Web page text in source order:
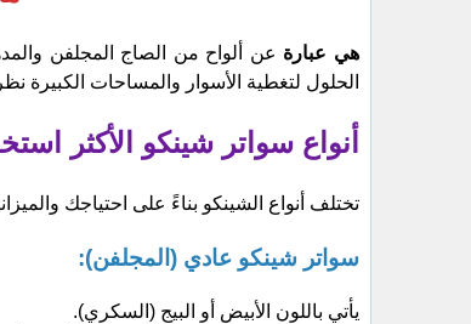
هي عبارة عن ألواح من الصاج المجلفن
الحلول لتغطية الأسوار والمساحات الكبيرة
أنواع سواتر شينكو الأكثر
​تختلف أنواع الشينكو بناءً على احتياجك
سواتر شينكو عادي (المجلفن):
​يأتي باللون الأبيض أو البيج (السكري).